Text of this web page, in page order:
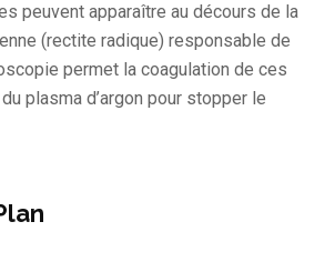
peuvent apparaître au décours de la
(rectite radique) responsable de
permet la coagulation de ces
plasma d’argon pour stopper le